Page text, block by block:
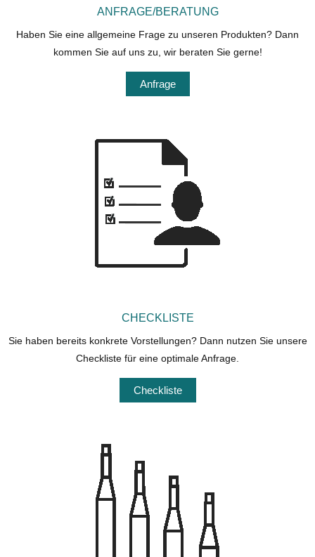
ANFRAGE/BERATUNG
Haben Sie eine allgemeine Frage zu unseren Produkten? Dann
kommen Sie auf uns zu, wir beraten Sie gerne!
Anfrage
CHECKLISTE
Sie haben bereits konkrete Vorstellungen? Dann nutzen Sie unsere
Checkliste für eine optimale Anfrage.
Checkliste